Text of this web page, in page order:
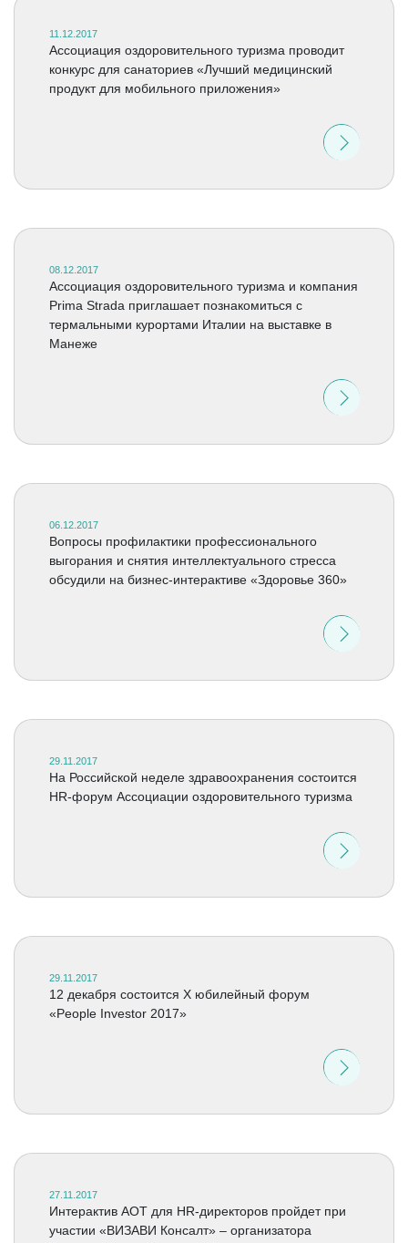
11.12.2017
Ассоциация оздоровительного туризма проводит
конкурс для санаториев «Лучший медицинский
продукт для мобильного приложения»
08.12.2017
Ассоциация оздоровительного туризма и компания
Prima Strada приглашает познакомиться с
термальными курортами Италии на выставке в
Манеже
06.12.2017
Вопросы профилактики профессионального
выгорания и снятия интеллектуального стресса
обсудили на бизнес-интерактиве «Здоровье 360»
29.11.2017
На Российской неделе здравоохранения состоится
HR-форум Ассоциации оздоровительного туризма
29.11.2017
12 декабря состоится X юбилейный форум
«People Investor 2017»
27.11.2017
Интерактив АОТ для HR-директоров пройдет при
участии «ВИЗАВИ Консалт» – организатора